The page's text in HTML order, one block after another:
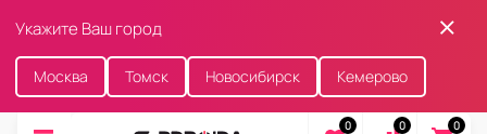
Укажите Ваш город
Москва Томск Новосибирск Кемерово
0 0 0